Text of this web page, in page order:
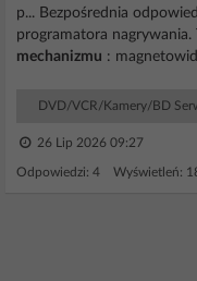
p... Bezpośrednia
programatora nagrywania.
mechanizmu :
DVD/VCR/Kamery/BD
26 Lip 2026 09:27
Odpowiedzi: 4 Wyświetleń: